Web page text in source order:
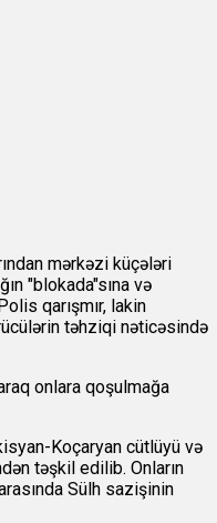
mərkəzi küçələri
"blokada"sına və
qarışmır, lakin
təhziqi nəticəsində
onlara qoşulmağa
Koçaryan cütlüyü və
təşkil edilib. Onların
Sülh sazişinin